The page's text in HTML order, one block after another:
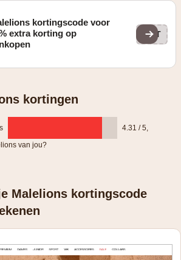
kortingscode voor
extra korting op
EXT
kortingen
4.31 / 5
van jou?
Malelions kortingscode